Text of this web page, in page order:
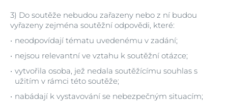
3) Do soutěže nebudou zařazeny nebo z ní budou
vyřazeny zejména soutěžní odpovědi, které:
neodpovídají tématu uvedenému v zadání;
nejsou relevantní ve vztahu k soutěžní otázce;
vytvořila osoba, jež nedala soutěžícímu souhlas s
užitím v rámci této soutěže;
nabádají k vystavování se nebezpečným situacím;